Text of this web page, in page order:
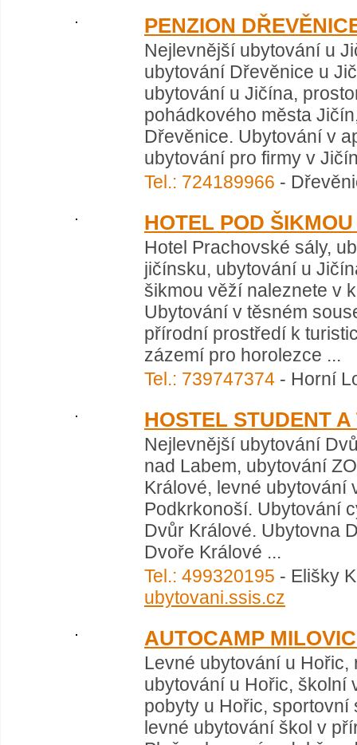
PENZION
Nejlevnější ubytování u
ubytování Dřevěnice u
ubytování u Jičína,
pohádkového města
Dřevěnice. Ubytování v
ubytování pro firmy v
Tel.: 724189966 -
HOTEL POD
Hotel Prachovské sály,
jičínsku, ubytování u
šikmou věží naleznete v
Ubytování v těsném
přírodní prostředí k
zázemí pro horolezce ...
Tel.: 739747374 - Horní
HOSTEL STUDENT
Nejlevnější ubytování
nad Labem, ubytování
Králové, levné ubytování
Podkrkonoší. Ubytování
Dvůr Králové. Ubytovna
Dvoře Králové ...
Tel.: 499320195 - Elišky
ubytovani.ssis.cz
AUTOCAMP
Levné ubytování u
ubytování u Hořic, školní
pobyty u Hořic,
levné ubytování škol v